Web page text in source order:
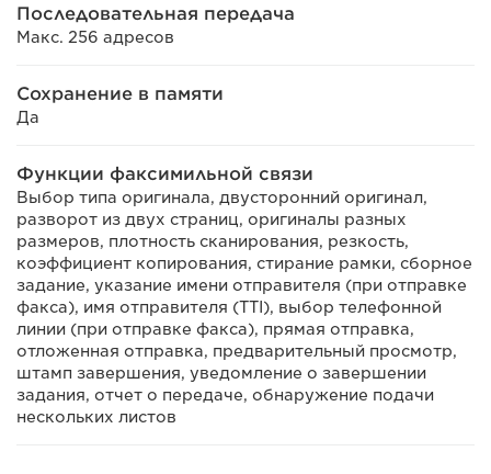
Последовательная передача
Макс. 256 адресов
Сохранение в памяти
Да
Функции факсимильной связи
Выбор типа оригинала, двусторонний оригинал,
разворот из двух страниц, оригиналы разных
размеров, плотность сканирования, резкость,
коэффициент копирования, стирание рамки, сборное
задание, указание имени отправителя (при отправке
факса), имя отправителя (TTI), выбор телефонной
линии (при отправке факса), прямая отправка,
отложенная отправка, предварительный просмотр,
штамп завершения, уведомление о завершении
задания, отчет о передаче, обнаружение подачи
нескольких листов